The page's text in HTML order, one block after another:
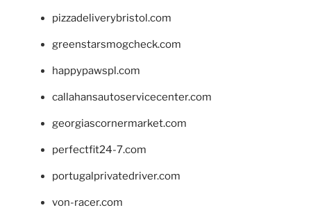
pizzadeliverybristol.com
greenstarsmogcheck.com
happypawspl.com
callahansautoservicecenter.com
georgiascornermarket.com
perfectfit24-7.com
portugalprivatedriver.com
von-racer.com